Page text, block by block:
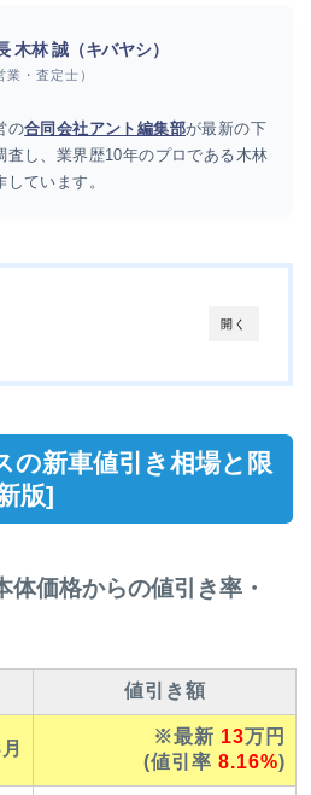
木林 誠（キバヤシ）
業・査定士）
の合同会社アント編集部が最新の下
査し、業界歴10年のプロである木林
ています。
開く
の新車値引き相場と限
版]
体価格からの値引き率・
値引き額
※最新 13万円
(値引率 8.16%)